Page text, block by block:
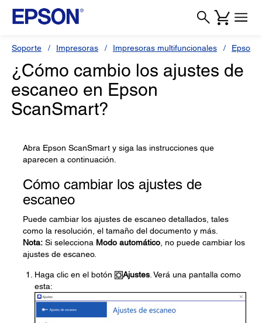
Soporte Impresoras Impresoras multifuncionales Epson L
¿Cómo cambio los ajustes de
escaneo en Epson
ScanSmart?
Abra Epson ScanSmart y siga las instrucciones que
aparecen a continuación.
Cómo cambiar los ajustes de
escaneo
Puede cambiar los ajustes de escaneo detallados, tales
como la resolución, el tamaño del documento y más.
Nota: Si selecciona Modo automático , no puede cambiar los
ajustes de escaneo.
Haga clic en el botón Ajustes . Verá una pantalla como
esta: